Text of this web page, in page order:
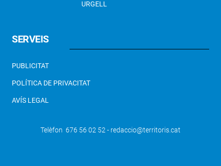
URGELL
SERVEIS
PUBLICITAT
POLÍTICA DE PRIVACITAT
AVÍS LEGAL
Telèfon 676 56 02 52 - redaccio@territoris.cat